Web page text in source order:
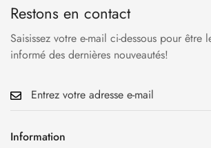
Information
Restons en contact
Saisissez votre e-mail ci-dessous pour être
informé des dernières nouveautés!